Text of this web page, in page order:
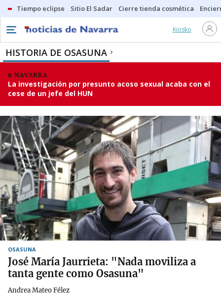
Tiempo eclipse Sitio El Sadar Cierre tienda cosmética
Kiosko
HISTORIA DE OSASUNA
NAVARRA
La investigación por presunto acoso sexual acaba con el
cese de un jefe del HUN
OSASUNA
José María Jaurrieta: "Nada moviliza a
tanta gente como Osasuna"
Andrea Mateo Félez